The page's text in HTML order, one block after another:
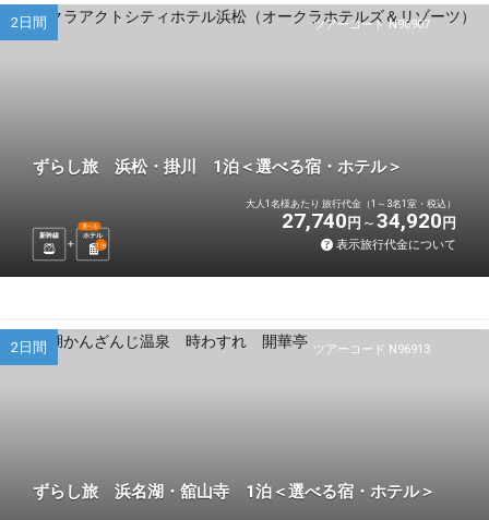
ツアーコード N96907
2日間
ずらし旅 浜松・掛川 1泊＜選べる宿・ホテル＞
新幹線 ホテル
選べる
1 泊
大人1名様あたり 旅行代金（1～3名1室・税込）
27,740 円 34,920 円
表示旅行代金について
ツアーコード N96913
2日間
ずらし旅 浜名湖・舘山寺 1泊＜選べる宿・ホテル＞